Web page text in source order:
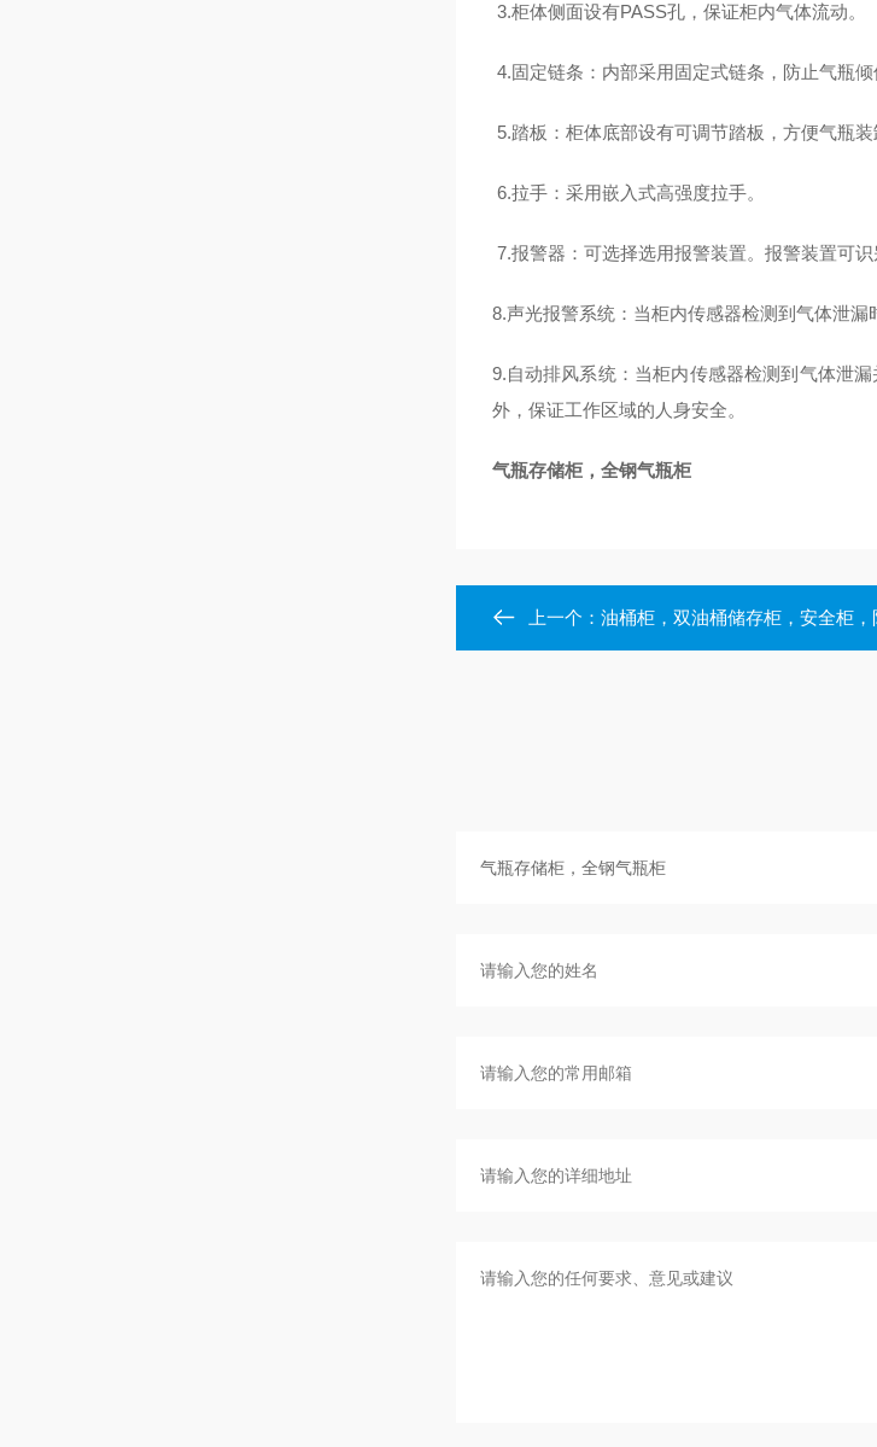
3.柜体侧面设有PASS孔，保证柜内气体流动。
4.固定链条：内部采用固定式链条，防止气瓶倾
5.踏板：柜体底部设有可调节踏板，方便气瓶装
6.拉手：采用嵌入式高强度拉手。
7.报警器：可选择选用报警装置。报警装置可
8.声光报警系统：当柜内传感器检测到气体泄漏
9.自动排风系统：当柜内传感器检测到气体泄
外，保证工作区域的人身安全。
气瓶存储柜，全钢气瓶柜
上一个： 油桶柜，双油桶储存柜，安全柜，防